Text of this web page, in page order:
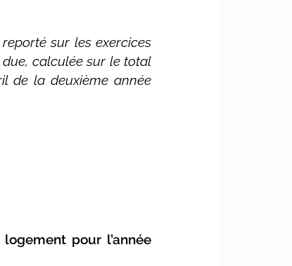
sur les exercices
calculée sur le total
de la deuxième année
pour l’année